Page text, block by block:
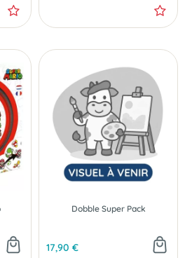
Dobble Super Pack
17,90 €